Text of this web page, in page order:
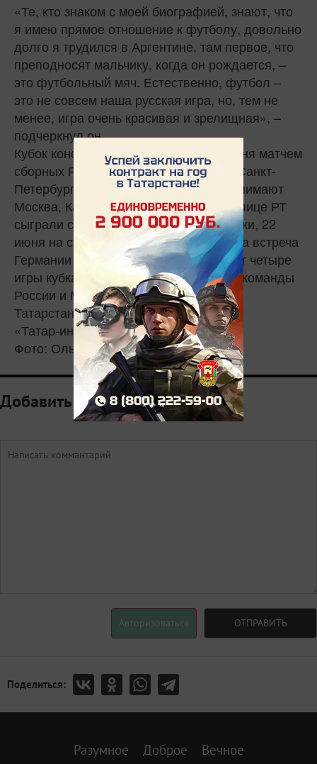
«Те, кто знаком с моей биографией, знают, что
я имею прямое отношение к футболу, довольно
долго я трудился в Аргентине, там первое, что
преподносят мальчику, когда он рождается, –
это футбольный мяч. Естественно, футбол –
это не совсем наша русская игра, но, тем не
менее, игра очень красивая и зрелищная», –
подчеркнул он.
Кубок конфедераций стартовал 17 июня матчем
сборных России и Новой Зеландии в Санкт-
Петербурге. Также матчи турнира принимают
Москва, Казань и Сочи. 18 июня в столице РТ
сыграли сборные Португалии и Мексики, 22
июня на стадионе Kazan-Arena прошла встреча
Германии и Чили. Всего Казань примет четыре
игры кубка: 24 июня здесь встретятся команды
России и Мексики, а 28 июня столица
Татарстана примет полуфинал.
«Татар-информ»
Фото: Ольга Голыжбина
Добавить комментарий
Авторизоваться ОТПРАВИТЬ
Поделиться:
Разумное Доброе Вечное